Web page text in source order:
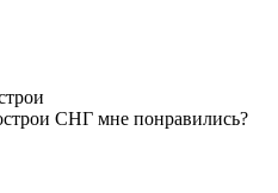
СНГ мне понравились?